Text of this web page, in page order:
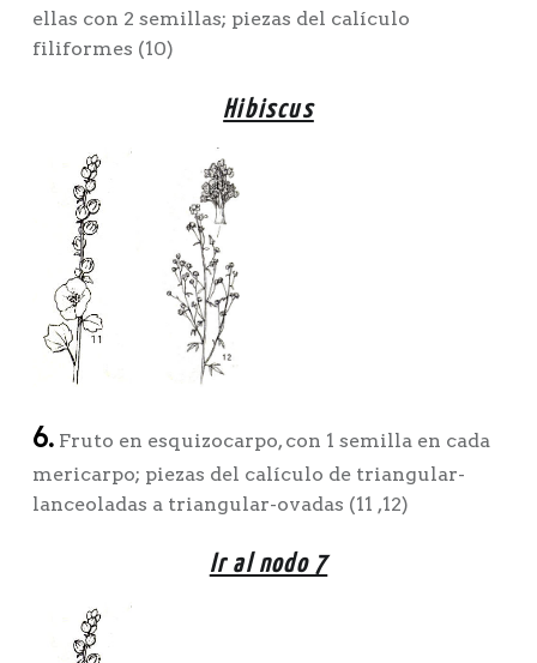
ellas con 2 semillas; piezas del calículo
filiformes (10)
Hibiscus
6.Fruto en esquizocarpo, con 1 semilla en cada
mericarpo; piezas del calículo de triangular-
lanceoladas a triangular-ovadas (11 ,12)
Ir al nodo 7